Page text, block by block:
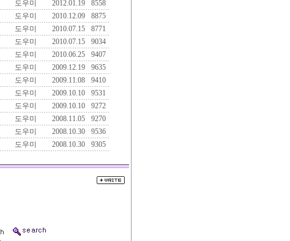
도우미 2012.01.19
8558
도우미 2010.12.09
8875
도우미 2010.07.15
8771
도우미 2010.07.15
9034
도우미 2010.06.25
9407
도우미 2009.12.19
9635
도우미 2009.11.08
9410
도우미 2009.10.10
9531
도우미 2009.10.10
9272
도우미 2008.11.05
9270
도우미 2008.10.30
9536
도우미 2008.10.30 9305